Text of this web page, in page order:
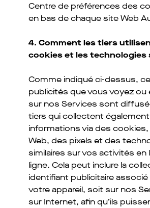
Centre de préférences des
en bas de chaque site Web
4. Comment les tiers
cookies et les technologies
Comme indiqué ci-dessus,
publicités que vous voyez ou
sur nos Services sont
tiers qui collectent
informations via des
Web, des pixels et des
similaires sur vos activités en
ligne. Cela peut inclure la
identifiant publicitaire associé
votre appareil, soit sur nos
sur Internet, afin qu’ils